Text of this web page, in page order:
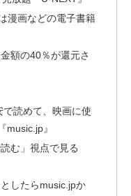
漫画などの電子書籍
額の40％が還元さ
で読めて、映画に使
music.jp』
む」視点で見る
したらmusic.jpか